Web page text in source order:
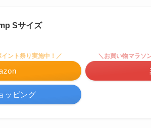
Sサイズ
ント祭り実施中！／ ＼お買い物マラソ
ッピング